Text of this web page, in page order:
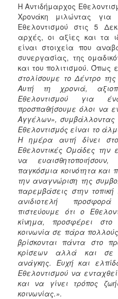
Η Αντιδήμαρχος
Χρονάκη μιλώντας
Εθελοντισμού στις 5
αρχές, οι αξίες και τα
είναι στοιχεία που
συνεργασίας, της
και του πολιτισμού. Όπως
στολίσουμε το Δέντρο
Αυτή τη χρονιά,
Εθελοντισμού για
προσπαθήσουμε όλοι να
Αγγέλων»,
Εθελοντισμός είναι το
Η ημέρα αυτή δίνει
Εθελοντικές Ομάδες την
να
παγκόσμια κοινότητα
την αναγνώριση της
παρεμβάσεις στην
ανιδιοτελή
πιστεύουμε ότι ο
κίνημα, προσφέρει
κοινωνία σε πάρα
βρίσκονται πάντα στο
κρίσεων αλλά και σε
ανάγκης. Ευχή και
Εθελοντισμού να
και να γίνει τρόπος
κοινωνίας.».